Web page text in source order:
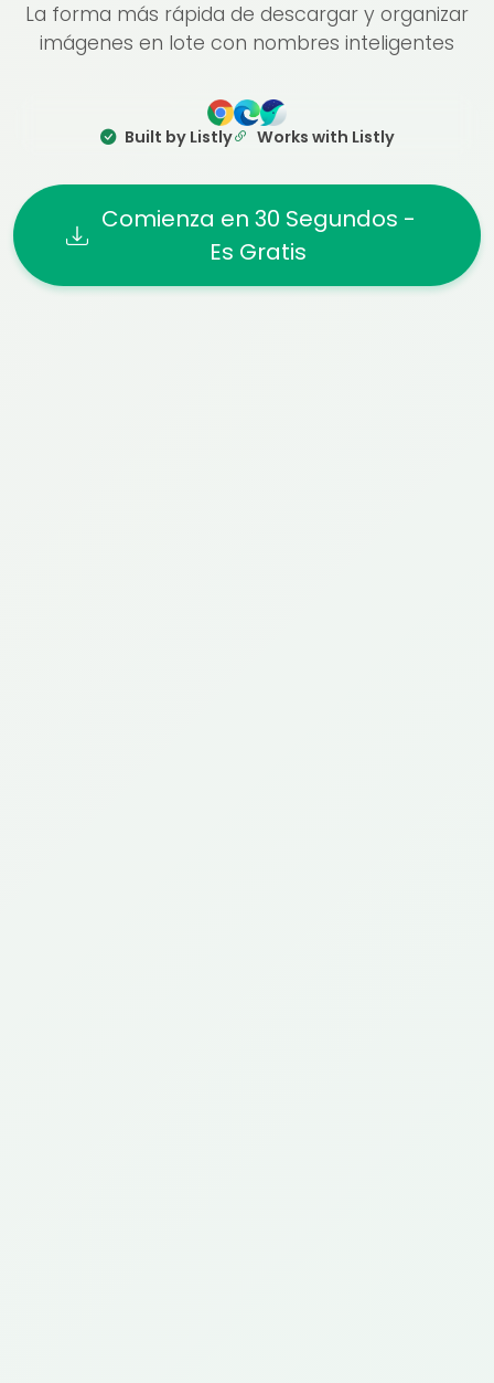
La forma más rápida de descargar y organizar
imágenes en lote con nombres inteligentes
Built by Listly Works with Listly
Comienza en 30 Segundos -
Es Gratis